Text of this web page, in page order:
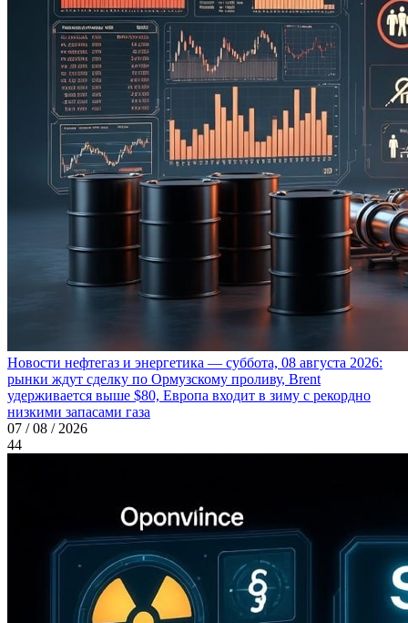
Новости нефтегаз и энергетика — суббота, 08 августа 2026:
рынки ждут сделку по Ормузскому проливу, Brent
удерживается выше $80, Европа входит в зиму с рекордно
низкими запасами газа
07 / 08 / 2026
44